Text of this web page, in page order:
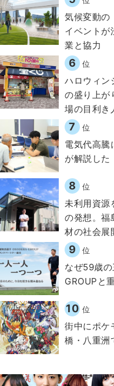
気候変動の
イベントが
業と協力
6 位
ハロウィン
の盛り上が
場の目利き
7 位
電気代高騰
が解説した
8 位
未利用資源
の発想。福
材の社会展
9 位
なぜ59歳
GROUPと
10 位
街中にポ
橋・八重洲